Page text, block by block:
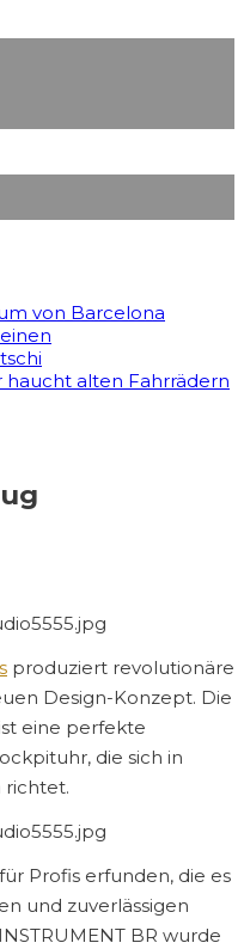
von Barcelona
alten Fahrrädern
produziert revolutionäre
Design-Konzept. Die
eine perfekte
die sich in
richtet.
Profis erfunden, die es
und zuverlässigen
BR wurde